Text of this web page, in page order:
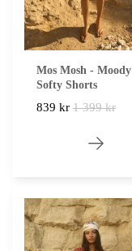
Mos Mosh - Moody
Softy Shorts
839 kr 1 399 kr